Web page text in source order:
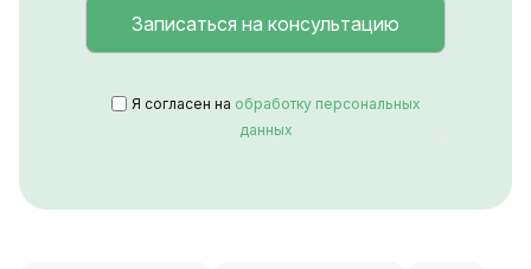
Я согласен на обработку персональных
данных